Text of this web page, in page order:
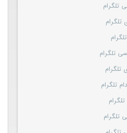
تلگرام
تلگرام
تلگرام
تلگرام
تلگرام
تلگرام